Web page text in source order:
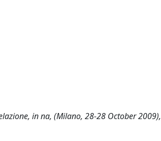
in na, (Milano, 28-28 October 2009),